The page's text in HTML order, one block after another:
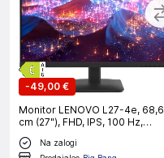
-49,00 €
Monitor LENOVO L27-4e, 68,6
cm (27"), FHD, IPS, 100 Hz,
HDMI/VGA
Na zalogi